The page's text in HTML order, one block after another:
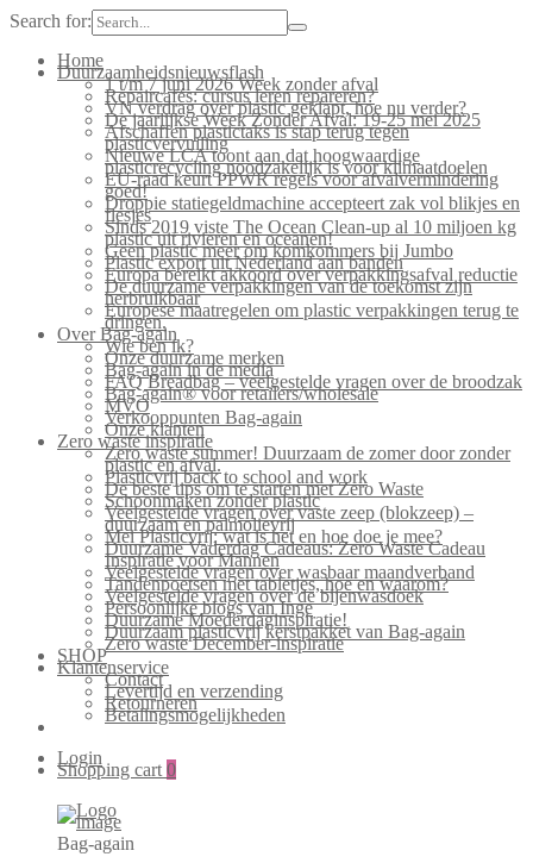
Search for:
Home
Duurzaamheidsnieuwsflash
1 t/m 7 juni 2026 Week zonder afval
Repaircafés: cursus leren repareren?
VN verdrag over plastic geklapt, hoe nu verder?
De jaarlijkse Week Zonder Afval: 19-25 mei 2025
Afschaffen plastictaks is stap terug tegen
plasticvervuiling
Nieuwe LCA toont aan dat hoogwaardige
plasticrecycling noodzakelijk is voor klimaatdoelen
EU-raad keurt PPWR regels voor afvalvermindering
goed!
Droppie statiegeldmachine accepteert zak vol blikjes en
flesjes
Sinds 2019 viste The Ocean Clean-up al 10 miljoen kg
plastic uit rivieren en oceanen!
Geen plastic meer om komkommers bij Jumbo
Plastic export uit Nederland aan banden
Europa bereikt akkoord over verpakkingsafval reductie
De duurzame verpakkingen van de toekomst zijn
herbruikbaar
Europese maatregelen om plastic verpakkingen terug te
dringen.
Over Bag-again
Wie ben ik?
Onze duurzame merken
Bag-again in de media
FAQ Breadbag – veelgestelde vragen over de broodzak
Bag-again® voor retailers/wholesale
MVO
Verkooppunten Bag-again
Onze klanten
Zero waste inspiratie
Zero waste summer! Duurzaam de zomer door zonder
plastic en afval.
Plasticvrij back to school and work
De beste tips om te starten met Zero Waste
Schoonmaken zonder plastic
Veelgestelde vragen over vaste zeep (blokzeep) –
duurzaam en palmolievrij
Mei Plasticvrij: wat is het en hoe doe je mee?
Duurzame Vaderdag Cadeaus: Zero Waste Cadeau
Inspiratie voor Mannen
Veelgestelde vragen over wasbaar maandverband
Tandenpoetsen met tabletjes, hoe en waarom?
Veelgestelde vragen over de bijenwasdoek
Persoonlijke blogs van Inge
Duurzame Moederdaginspiratie!
Duurzaam plasticvrij kerstpakket van Bag-again
Zero waste December-inspiratie
SHOP
Klantenservice
Contact
Levertijd en verzending
Retourneren
Betalingsmogelijkheden
Login
Shopping cart 0
Bag-again